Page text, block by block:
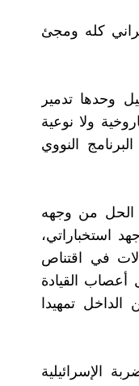
كله ومجئ
وحدها تدمير
ولا نوعية
النووي
الحل من وجهه
استخباراتي،
في اقتناص
القيادة
الداخل تمهيدا
الإسرائيلية